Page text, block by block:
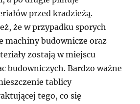
przed kradzieżą.
że w przypadku sporych
machiny budownicze oraz
zostają w miejscu
budowniczych. Bardzo ważne
tablicy
tego, co się